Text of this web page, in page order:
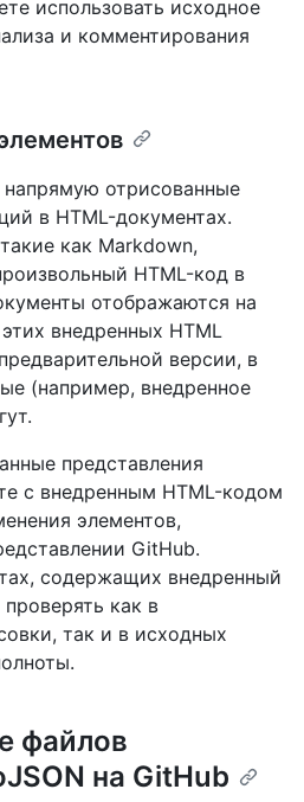
использовать исходное
и комментирования
отрисованные
в HTML-документах.
как Markdown,
HTML-код в
отображаются на
внедренных HTML
версии, в
(например, внедренное
представления
с внедренным HTML-кодом
элементов,
GitHub.
содержащих внедренный
проверять как в
так и в исходных
файлов
на GitHub